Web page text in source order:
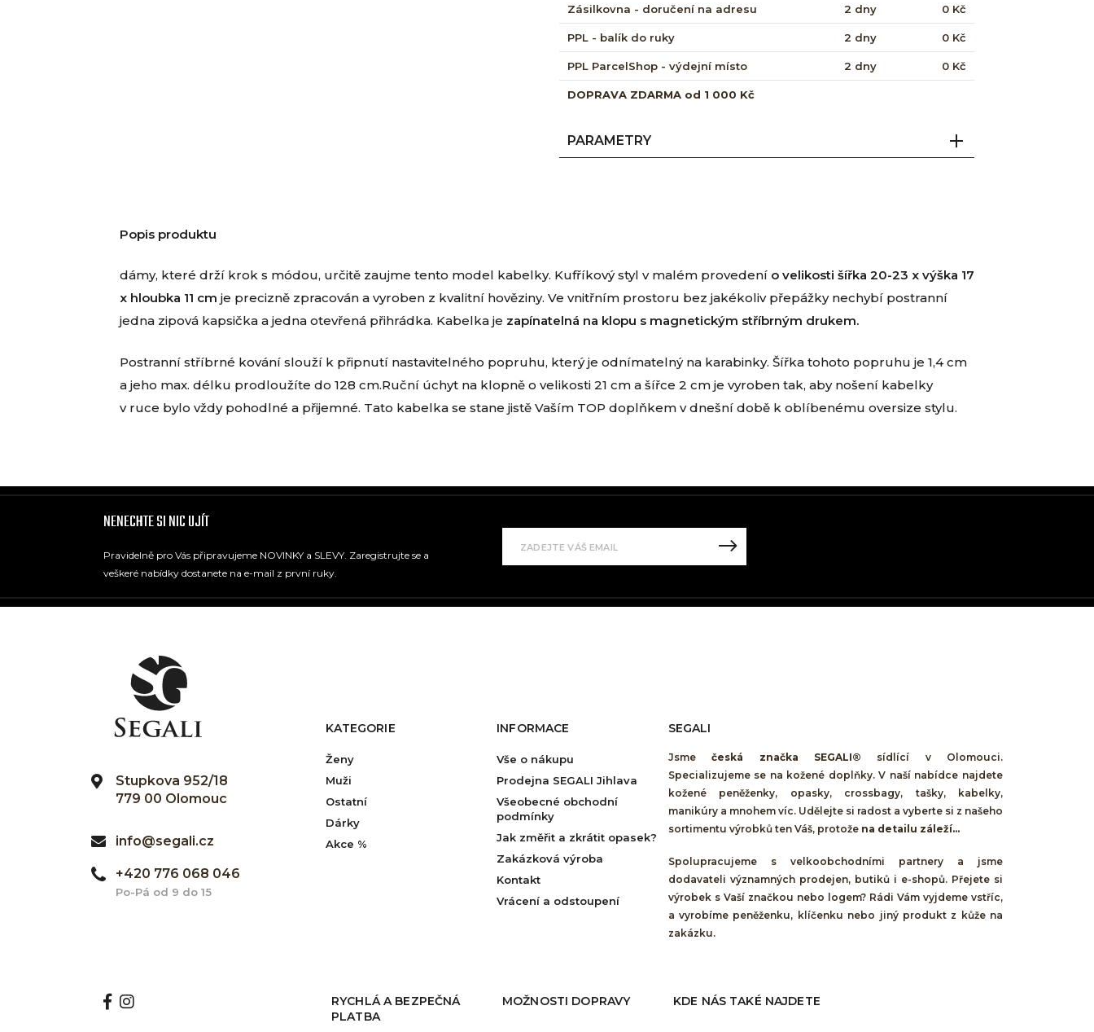
Zásilkovna - doručení na adresu 2 dny 0 Kč
PPL - balík do ruky 2 dny 0 Kč
PPL ParcelShop - výdejní místo 2 dny 0 Kč
DOPRAVA ZDARMA od 1 000 Kč
PARAMETRY
Popis produktu
dámy, které drží krok s módou, určitě zaujme tento model kabelky. Kufříkový styl v malém provedení o velikosti šířka 20-23 x výška 17
x hloubka 11 cm je precizně zpracován a vyroben z kvalitní hověziny. Ve vnitřním prostoru bez jakékoliv přepážky nechybí postranní
jedna zipová kapsička a jedna otevřená přihrádka. Kabelka je zapínatelná na klopu s magnetickým stříbrným drukem.
Postranní stříbrné kování slouží k připnutí nastavitelného popruhu, který je odnímatelný na karabinky. Šířka tohoto popruhu je 1,4 cm
a jeho max. délku prodloužíte do 128 cm.Ruční úchyt na klopně o velikosti 21 cm a šířce 2 cm je vyroben tak, aby nošení kabelky
v ruce bylo vždy pohodlné a přijemné. Tato kabelka se stane jistě Vaším TOP doplňkem v dnešní době k oblíbenému oversize stylu.
NENECHTE SI NIC UJÍT
Pravidelně pro Vás připravujeme NOVINKY a SLEVY. Zaregistrujte se a
veškeré nabídky dostanete na e-mail z první ruky.
Stupkova 952/18
779 00 Olomouc
info@segali.cz
+420 776 068 046
Po-Pá od 9 do 15
KATEGORIE
Ženy
Muži
Ostatní
Dárky
Akce %
INFORMACE
Vše o nákupu
Prodejna SEGALI Jihlava
Všeobecné obchodní
podmínky
Jak změřit a zkrátit opasek?
Zakázková výroba
Kontakt
Vrácení a odstoupení
SEGALI
Jsmečeská značka SEGALI® sídlící v Olomouci.
Specializujeme se na kožené doplňky. V naší nabídce najdete
kožené peněženky, opasky, crossbagy, tašky, kabelky,
manikúry a mnohem víc. Udělejte si radost a vyberte si z našeho
sortimentu výrobků ten Váš, protože na detailu záleží...
Spolupracujeme s velkoobchodními partnery a jsme
dodavateli významných prodejen, butiků i e-shopů. Přejete si
výrobek s Vaší značkou nebo logem? Rádi Vám vyjdeme vstříc,
a vyrobíme peněženku, klíčenku nebo jiný produkt z kůže na
zakázku.
RYCHLÁ A BEZPEČNÁ
PLATBA
MOŽNOSTI DOPRAVY KDE NÁS TAKÉ NAJDETE